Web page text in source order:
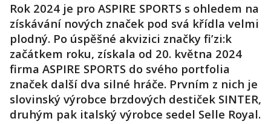
Rok 2024 je pro ASPIRE SPORTS s ohledem na
získávání nových značek pod svá křídla velmi
plodný. Po úspěšné akvizici značky fi’zi:k
začátkem roku, získala od 20. května 2024
firma ASPIRE SPORTS do svého portfolia
značek další dva silné hráče. Prvním z nich je
slovinský výrobce brzdových destiček SINTER,
druhým pak italský výrobce sedel Selle Royal.